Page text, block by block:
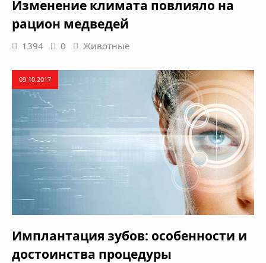
Изменение климата повлияло на
рацион медведей
1394 0 Животные
09.10.2017
Имплантация зубов: особенности и
достоинства процедуры